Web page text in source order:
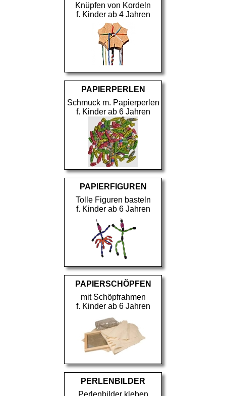
Knüpfen von Kordeln
f. Kinder ab 4 Jahren
PAPIERPERLEN
Schmuck m. Papierperlen
f. Kinder ab 6 Jahren
PAPIERFIGUREN
Tolle Figuren basteln
f. Kinder ab 6 Jahren
PAPIERSCHÖPFEN
mit Schöpfrahmen
f. Kinder ab 6 Jahren
PERLENBILDER
Perlenbilder kleben